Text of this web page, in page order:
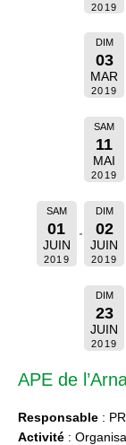
2019
DIM
03
MAR
2019
SAM
11
MAI
2019
SAM
01
JUIN
2019
DIM
02
JUIN
2019
DIM
23
JUIN
2019
APE de
Responsable :
Activité :